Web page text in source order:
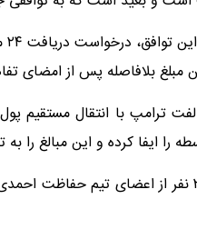
بلافاصله پس از امضای
ترامپ با انتقال مستقیم
ایفا کرده و این مبالغ را به